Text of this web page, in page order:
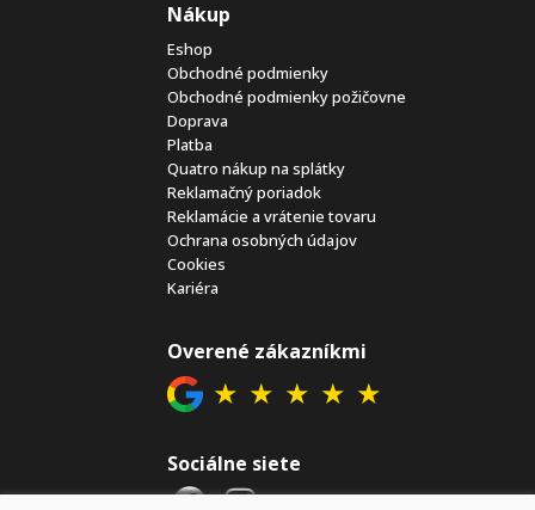
Nákup
Eshop
Obchodné podmienky
Obchodné podmienky požičovne
Doprava
Platba
Quatro nákup na splátky
Reklamačný poriadok
Reklamácie a vrátenie tovaru
Ochrana osobných údajov
Cookies
Kariéra
Overené zákazníkmi
★ ★ ★ ★ ★
Sociálne siete